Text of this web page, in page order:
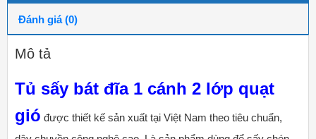
Đánh giá (0)
Mô tả
Tủ sấy bát đĩa 1 cánh 2 lớp quạt
gió được thiết kế sản xuất tại Việt Nam theo tiêu chuẩn,